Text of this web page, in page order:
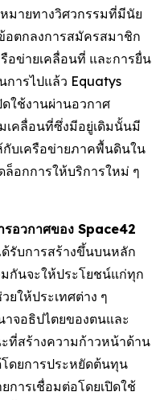
มายทางวิศวกรรมที่มีนัย
อตกลงการสมัครสมาชิก
อข่ายเคลื่อนที่ และการยื่น
การไปแล้ว Equatys
ดใช้งานผ่านอวกาศ
เคลื่อนที่ซึ่งมีอยู่เดิมนั้นมี
บเครือข่ายภาคพื้นดินใน
อกการให้บริการใหม่ ๆ
อวกาศของ Space42
รับการสร้างขึ้นบนหลัก
กันจะให้ประโยชน์แก่ทุก
ยให้ประเทศต่าง ๆ
จอธิปไตยของตนและ
สร้างความก้าวหน้าด้าน
ดยการประหยัดต้นทุน
การเชื่อมต่อโดยเปิดใช้